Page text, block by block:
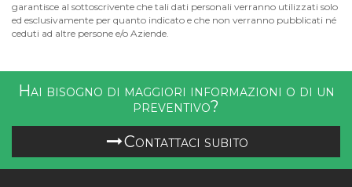
garantisce al sottoscrivente che tali dati personali verranno utilizzati solo
ed esclusivamente per quanto indicato e che non verranno pubblicati né
ceduti ad altre persone e/o Aziende.
Hai bisogno di maggiori informazioni o di un
preventivo?
Contattaci subito